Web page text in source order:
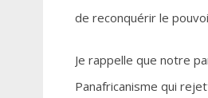
de reconquérir le
Je rappelle que notre
Panafricanisme qui